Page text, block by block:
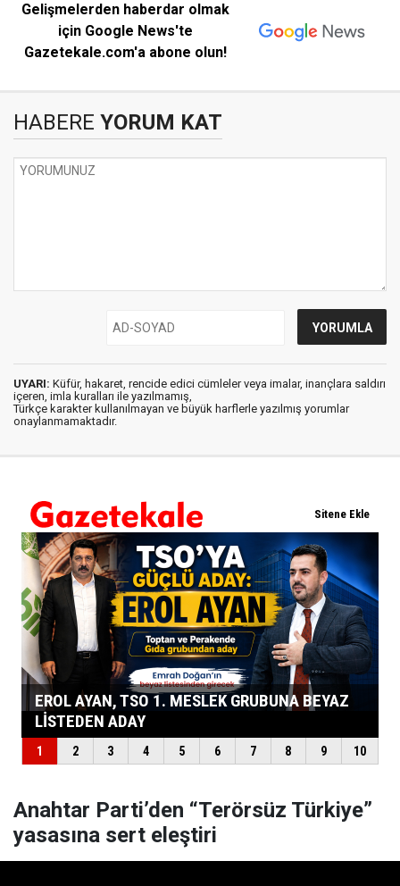
Gelişmelerden haberdar olmak
için Google News'te
Gazetekale.com'a abone olun!
HABERE YORUM KAT
UYARI: Küfür, hakaret, rencide edici cümleler veya imalar, inançlara saldırı
içeren, imla kuralları ile yazılmamış,
Türkçe karakter kullanılmayan ve büyük harflerle yazılmış yorumlar
onaylanmamaktadır.
Anahtar Parti’den “Terörsüz Türkiye”
yasasına sert eleştiri